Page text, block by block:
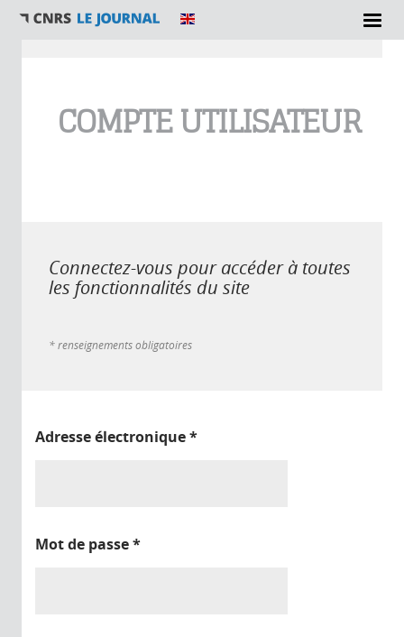
COMPTE UTILISATEUR
Connectez-vous pour accéder à toutes
les fonctionnalités du site
* renseignements obligatoires
Adresse électronique*
Mot de passe*